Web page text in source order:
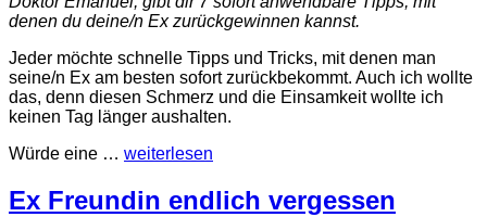
denen du deine/n Ex zurückgewinnen kannst.
Jeder möchte schnelle Tipps und Tricks, mit denen man
seine/n Ex am besten sofort zurückbekommt. Auch ich wollte
das, denn diesen Schmerz und die Einsamkeit wollte ich
keinen Tag länger aushalten.
Würde eine … weiterlesen
Ex Freundin endlich vergessen